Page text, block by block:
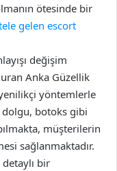
ötesinde bir
gelen escort
değişim
Anka Güzellik
yöntemlerle
botoks gibi
müşterilerin
sağlanmaktadır.
bir